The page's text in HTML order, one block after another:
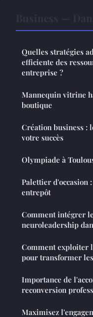
Quelles stratégies
efficiente des
entreprise ?
Mannequin vitrine
boutique
Création business :
votre succès
Olympiade à
Palettier d'occasion
entrepôt
Comment intégrer
neuroleadership
Comment exploiter
pour transformer
Importance de
reconversion
Maximisez